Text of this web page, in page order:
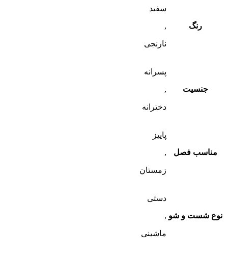
رنگ
سفید
,
نارنجی
جنسیت
پسرانه
,
دخترانه
مناسب فصل
پاییز
,
زمستان
نوع شست و شو
دستی
,
ماشینی